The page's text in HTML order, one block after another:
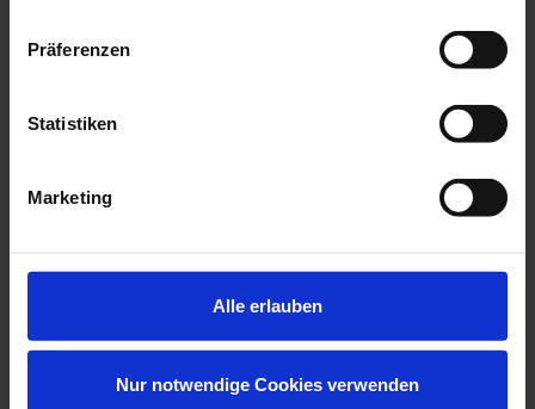
Präferenzen
Statistiken
Marketing
Alle erlauben
Nur notwendige Cookies verwenden
06.11.26 - 07.11.26
Dr. Hanni Lohmar